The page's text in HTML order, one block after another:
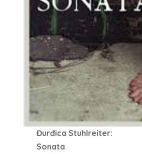
Đurđica Stuhlreiter:
Sonata